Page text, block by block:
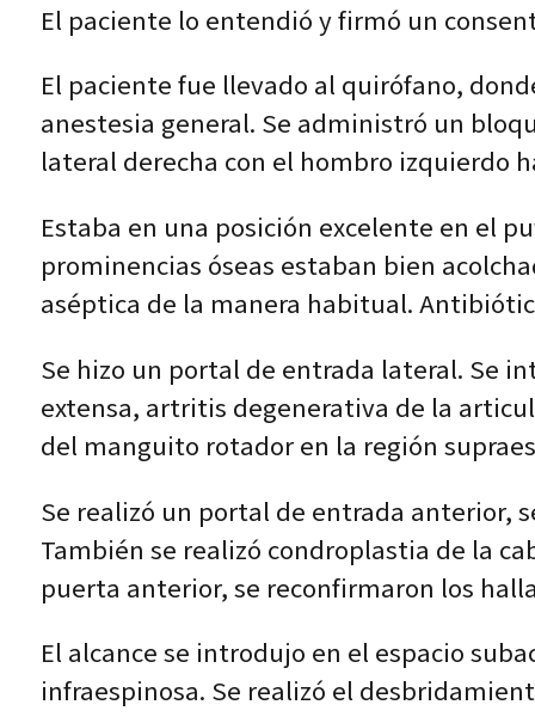
El paciente lo entendió y firmó un
El paciente fue llevado al quirófano,
anestesia general. Se administró un
lateral derecha con el hombro izquierdo
Estaba en una posición excelente en el
prominencias óseas estaban bien
aséptica de la manera habitual.
Se hizo un portal de entrada lateral. Se
extensa, artritis degenerativa de la
del manguito rotador en la región
Se realizó un portal de entrada anterior,
También se realizó condroplastia de la
puerta anterior, se reconfirmaron los
El alcance se introdujo en el espacio
infraespinosa. Se realizó el